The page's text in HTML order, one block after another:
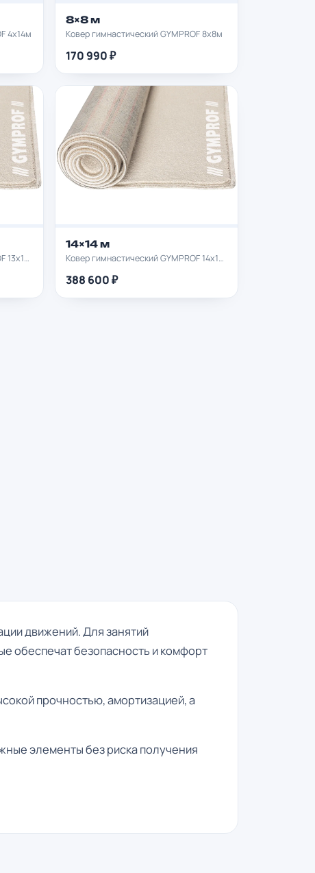
4х14м
8×8 м
Ковер гимнастический GYMPROF 8х8м
170 990 ₽
Ковер гимнастический GYMPROF 13х13м
14×14 м
Ковер гимнастический GYMPROF 14х14м
388 600 ₽
движений. Для занятий
обеспечат безопасность и комфорт
прочностью, амортизацией, а
элементы без риска получения